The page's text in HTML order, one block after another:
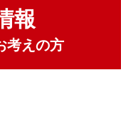
報
考えの方